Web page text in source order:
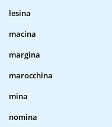
lesina
macina
margina
marocchina
mina
nomina